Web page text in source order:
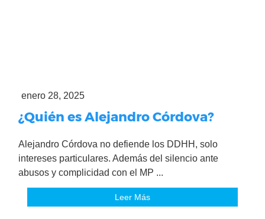
enero 28, 2025
¿Quién es Alejandro Córdova?
Alejandro Córdova no defiende los DDHH, solo
intereses particulares. Además del silencio ante
abusos y complicidad con el MP ...
Leer Más